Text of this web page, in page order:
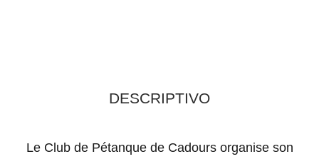
DESCRIPTIVO
Le Club de Pétanque de Cadours organise son